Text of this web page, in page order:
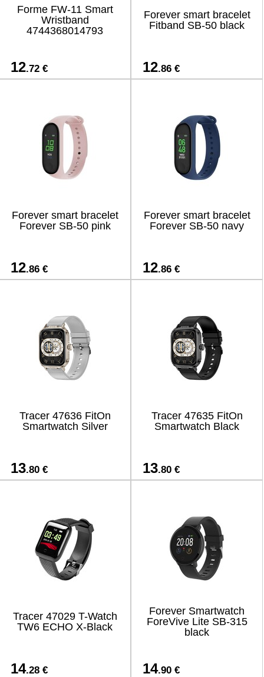
Forme FW-11 Smart
Wristband
4744368014793
12.72 €
Forever smart bracelet
Fitband SB-50 black
12.86 €
Forever smart bracelet
Forever SB-50 pink
12.86 €
Forever smart bracelet
Forever SB-50 navy
12.86 €
Tracer 47636 FitOn
Smartwatch Silver
13.80 €
Tracer 47635 FitOn
Smartwatch Black
13.80 €
Tracer 47029 T-Watch
TW6 ECHO X-Black
14.28 €
Forever Smartwatch
ForeVive Lite SB-315
black
14.90 €